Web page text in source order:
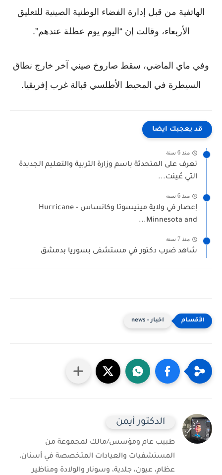
الهاتفية من قبل إدارة الفضاء الوطنية الصينية للتعليق
الأربعاء، وقالت إن “اليوم يوم عطلة عندهم”.
وفي ماي الماضي، سقط صاروخ صيني آخر خارج نطاق
السيطرة في المحيط الأطلسي قبالة غرب إفريقيا.
قد يعجبك ايضا
منذ 6 سنة
تعرف على المتحدثة باسم وزارة التربية والتعليم الجديدة
التي عُينت...
منذ 6 سنة
إعصار في ولاية مينيسوتا وكانساس - Hurricane
Minnesota and...
منذ 7 سنة
شاهد ضرب دكتور في مستشفى بسوريا بدمشق
اخبار - news
الدكتور أيمن
طبيب عام ومؤسس/مالك لمجموعة من
المستشفيات والعيادات المتخصصة في أسنان،
عظام، عيون، جلدية، وسونار والولادة ومناظير